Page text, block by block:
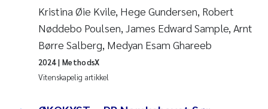
Kristina Øie Kvile, Hege Gundersen, Robert
Nøddebo Poulsen, James Edward Sample, Arnt
Børre Salberg, Medyan Esam Ghareeb
Vitenskapelig artikkel
2024| MethodsX